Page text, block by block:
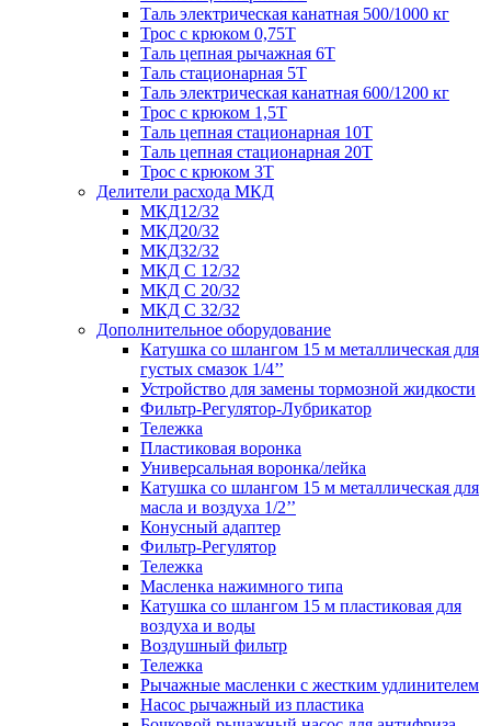
Таль электрическая канатная 500/1000 кг
Трос с крюком 0,75Т
Таль цепная рычажная 6Т
Таль стационарная 5Т
Таль электрическая канатная 600/1200 кг
Трос с крюком 1,5Т
Таль цепная стационарная 10Т
Таль цепная стационарная 20Т
Трос с крюком 3Т
Делители расхода МКД
МКД12/32
МКД20/32
МКД32/32
МКД С 12/32
МКД С 20/32
МКД С 32/32
Дополнительное оборудование
Катушка со шлангом 15 м металлическая для
густых смазок 1/4’’
Устройство для замены тормозной жидкости
Фильтр-Регулятор-Лубрикатор
Тележка
Пластиковая воронка
Универсальная воронка/лейка
Катушка со шлангом 15 м металлическая для
масла и воздуха 1/2’’
Конусный адаптер
Фильтр-Регулятор
Тележка
Масленка нажимного типа
Катушка со шлангом 15 м пластиковая для
воздуха и воды
Воздушный фильтр
Тележка
Рычажные масленки с жестким удлинителем
Насос рычажный из пластика